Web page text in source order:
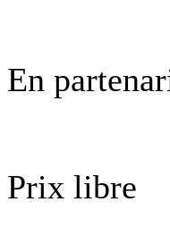
En
Prix libre